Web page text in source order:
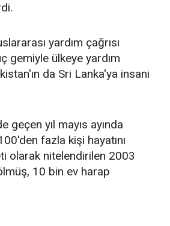
yardım çağrısı
gemiyle ülkeye yardım
da Sri Lanka'ya insani
geçen yıl mayıs ayında
fazla kişi hayatını
olarak nitelendirilen 2003
10 bin ev harap